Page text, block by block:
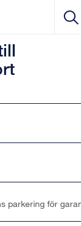
parkering för